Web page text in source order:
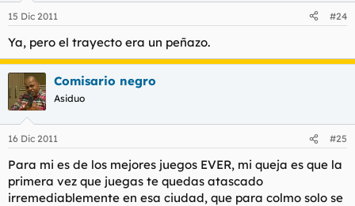
15 Dic 2011 #24
Ya, pero el trayecto era un peñazo.
Comisario negro
Asiduo
16 Dic 2011 #25
Para mi es de los mejores juegos EVER, mi queja es que la
primera vez que juegas te quedas atascado
irremediablemente en esa ciudad, que para colmo solo se